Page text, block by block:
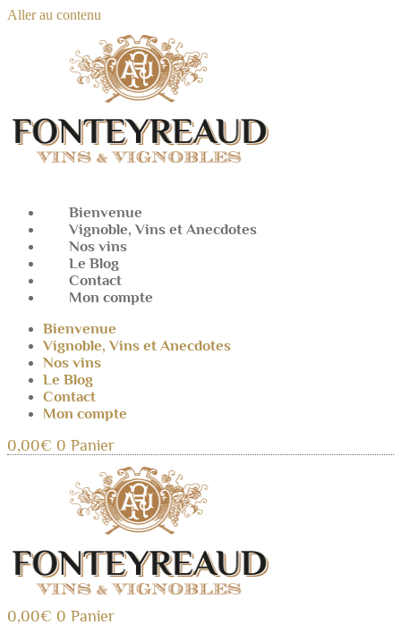
Aller au contenu
Bienvenue
Vignoble, Vins et Anecdotes
Nos vins
Le Blog
Contact
Mon compte
Bienvenue
Vignoble, Vins et Anecdotes
Nos vins
Le Blog
Contact
Mon compte
0,00€ 0 Panier
0,00€ 0 Panier